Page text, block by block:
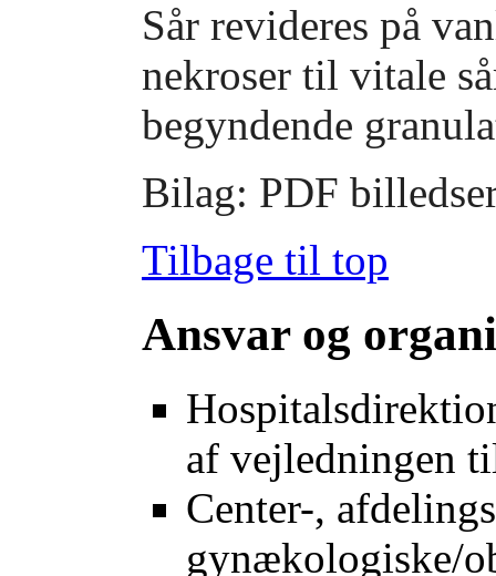
Sår revideres på
nekroser til vitale
begyndende
Bilag: PDF
Tilbage til top
Ansvar og
af vejledningen
Center-,
gynækologiske/